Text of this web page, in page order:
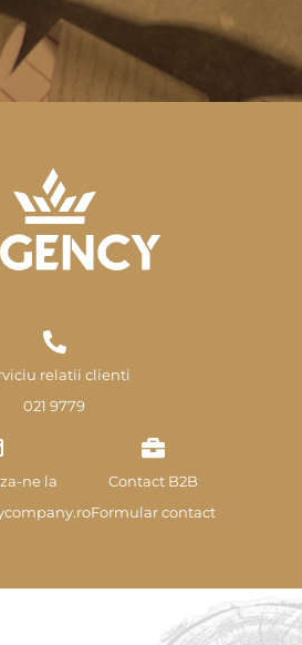
relatii clienti
021 9779
ne la
Contact B2B
Formular contact